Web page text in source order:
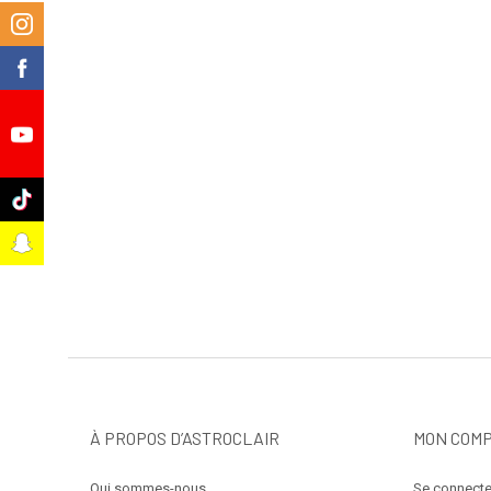
À PROPOS D’ASTROCLAIR MON